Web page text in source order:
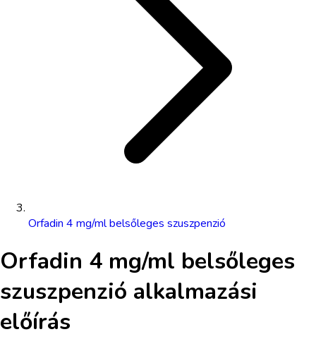
Orfadin 4 mg/ml belsőleges szuszpenzió
Orfadin 4 mg/ml belsőleges
szuszpenzió alkalmazási
előírás